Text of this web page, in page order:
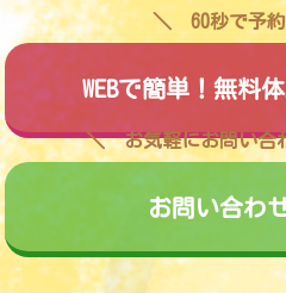
60秒で予
WEBで簡単！無料
お気軽にお問い合
お問い合わ